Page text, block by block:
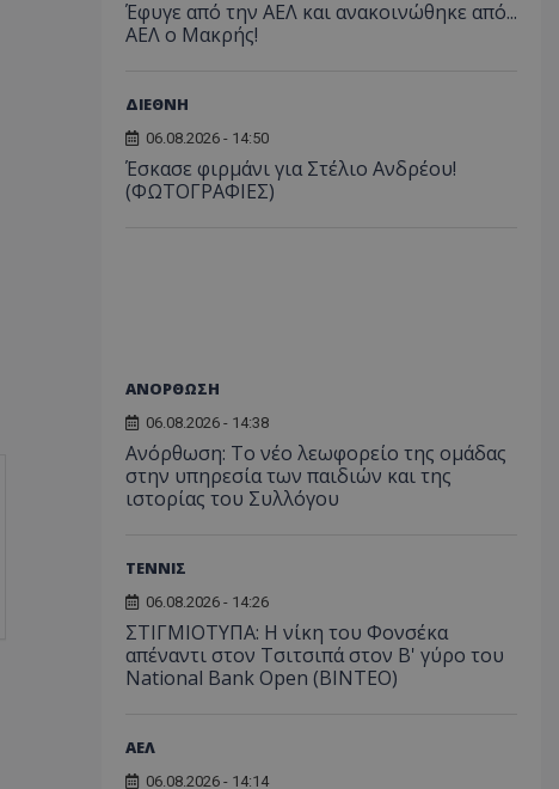
Έφυγε από την ΑΕΛ και ανακοινώθηκε από...
ΑΕΛ ο Μακρής!
ΔΙΕΘΝΗ
06.08.2026 - 14:50
Έσκασε φιρμάνι για Στέλιο Ανδρέου!
(ΦΩΤΟΓΡΑΦΙΕΣ)
ΑΝΟΡΘΩΣΗ
06.08.2026 - 14:38
Ανόρθωση: Το νέο λεωφορείο της ομάδας
στην υπηρεσία των παιδιών και της
ιστορίας του Συλλόγου
ΤΕΝΝΙΣ
06.08.2026 - 14:26
ΣΤΙΓΜΙΟΤΥΠΑ: Η νίκη του Φονσέκα
απέναντι στον Τσιτσιπά στον Β' γύρο του
National Bank Open (ΒΙΝΤΕΟ)
ΑΕΛ
06.08.2026 - 14:14